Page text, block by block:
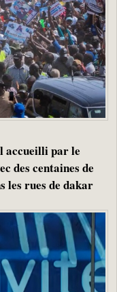
accueilli par le
des centaines de
les rues de dakar